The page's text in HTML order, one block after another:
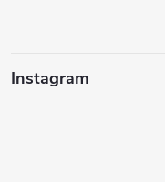
Instagram